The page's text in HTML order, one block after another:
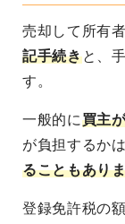
売却して所有
記手続きと、
す。
一般的に買主
が負担するか
ることもあり
登録免許税の